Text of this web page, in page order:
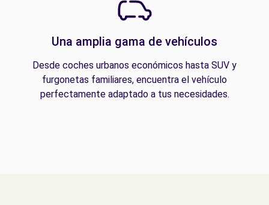
Una amplia gama de vehículos
Desde coches urbanos económicos hasta SUV y
furgonetas familiares, encuentra el vehículo
perfectamente adaptado a tus necesidades.